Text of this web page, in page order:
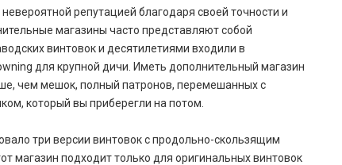
репутацией благодаря своей точности и
магазины часто представляют собой
винтовок и десятилетиями входили в
для крупной дичи. Иметь дополнительный магазин
чем мешок, полный патронов, перемешанных с
который вы приберегли на потом.
три версии винтовок с продольно-скользящим
магазин подходит только для оригинальных винтовок